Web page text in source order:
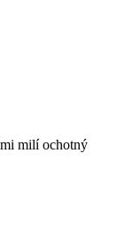
milí ochotný